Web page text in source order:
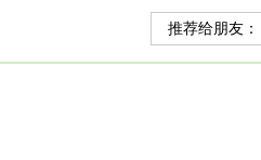
推荐给朋友：